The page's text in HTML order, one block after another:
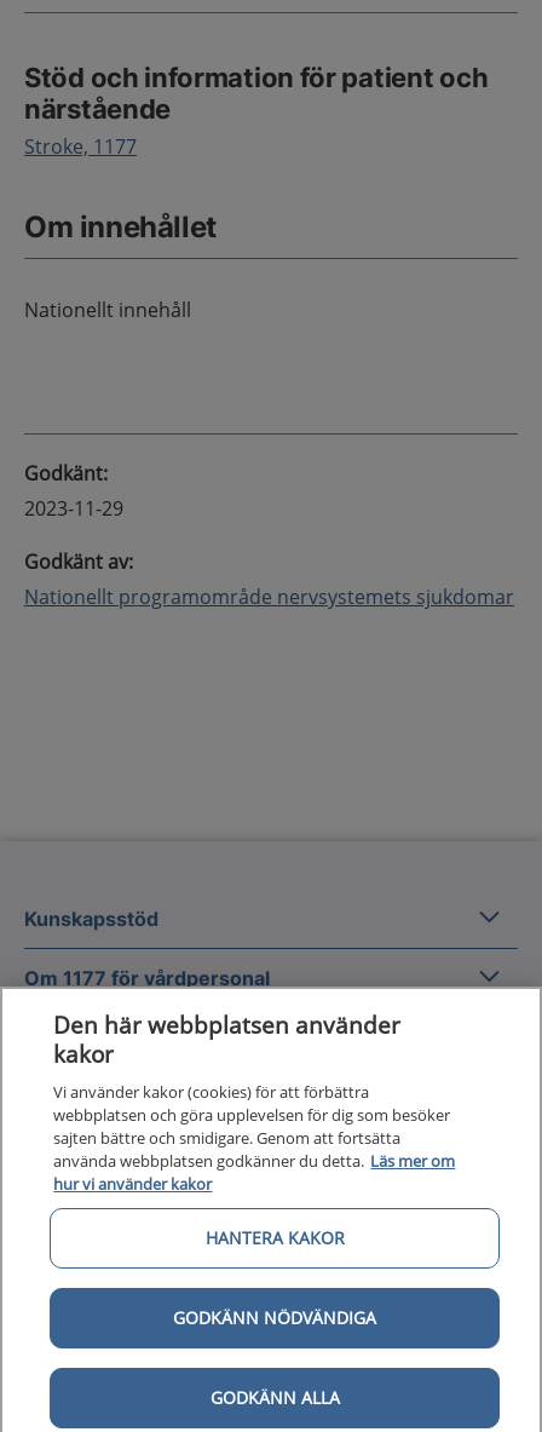
Stöd och information för patient och
närstående
Stroke, 1177
Om innehållet
Nationellt innehåll
Godkänt:
2023-11-29
Godkänt av:
Nationellt programområde nervsystemets sjukdomar
Kunskapsstöd
Om 1177 för vårdpersonal Om
Digital tillgänglighet
Till startsidan för 1177 för
för vårdpersonal
1177 för vårdpersonal samlar information
Nationellt system för kunskapsstyrning
1177 för vårdpersonal drivs av Inera AB på
Den här webbplatsen använder
kakor
Vi använder kakor (cookies) för att förbättra
webbplatsen och göra upplevelsen för dig som besöker
sajten bättre och smidigare. Genom att fortsätta
använda webbplatsen godkänner du detta. Läs mer om
hur vi använder kakor
HANTERA KAKOR
GODKÄNN NÖDVÄNDIGA
GODKÄNN ALLA